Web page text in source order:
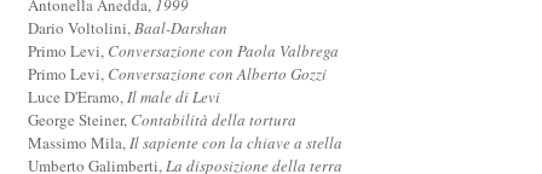
Antonella Anedda, 1999
Dario Voltolini,Baal-Darshan
Primo Levi, Conversazione con Paola Valbrega
Primo Levi, Conversazione con Alberto Gozzi
Luce D'Eramo,Il male di Levi
George Steiner, Contabilità della tortura
Massimo Mila,Il sapiente con la chiave a stella
Umberto Galimberti,La disposizione della terra